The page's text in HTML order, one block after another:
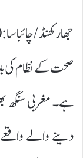
جھارکھنڈ/
صحت کے نظام کی
ہے۔ مغربی
دینے والے